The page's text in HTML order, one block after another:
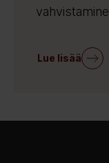
Lue lisää